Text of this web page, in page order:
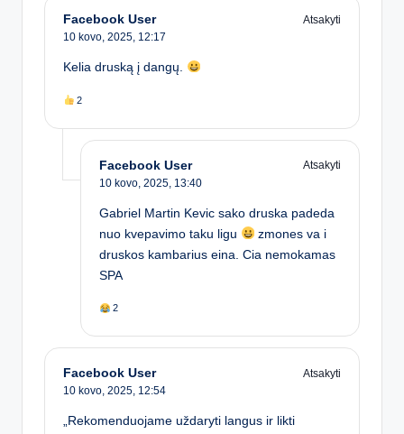
Facebook User
Atsakyti
10 kovo, 2025, 12:17
Kelia druską į dangų.
2
Facebook User
Atsakyti
10 kovo, 2025, 13:40
Gabriel Martin Kevic sako druska padeda
nuo kvepavimo taku ligu
zmones va i
druskos kambarius eina. Cia nemokamas
SPA
2
Facebook User
Atsakyti
10 kovo, 2025, 12:54
„Rekomenduojame uždaryti langus ir likti